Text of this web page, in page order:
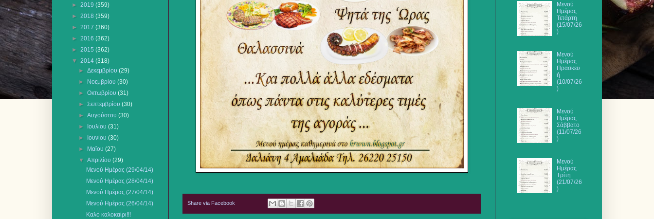
Share via Facebook
► 2019 (359)
► 2018 (359)
► 2017 (360)
► 2016 (362)
► 2015 (362)
▼ 2014 (318)
►Δεκεμβρίου(29)
►
Νοεμβρίου(30)
►Οκτωβρίου(31)
►Σεπτεμβρίου(30)
►Αυγούστου(30)
►
Ιουλίου(31)
►
Ιουνίου(30)
►
Μαΐου(27)
▼Απριλίου(29)
Μενού Ημέρας (29/04/14)
Μενού Ημέρας (28/04/14)
Μενού Ημέρας (27/04/14)
Μενού Ημέρας (26/04/14)
Καλό καλοκαίρι!!!
Μενού
Ημέρας
Τετάρτη
(15/07/26
)
Μενού
Ημέρας
Πρασκευ
ή
(10/07/26
)
Μενού
Ημέρας
Σάββατο
(11/07/26
)
Μενού
Ημέρας
Τρίτη
(21/07/26
)